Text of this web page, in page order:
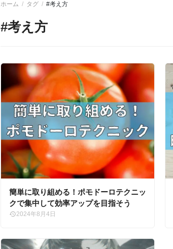
ホーム タグ #考え方
#考え方
簡単に取り組める！ポモドーロテクニッ
クで集中して効率アップを目指そう
2024年8月4日